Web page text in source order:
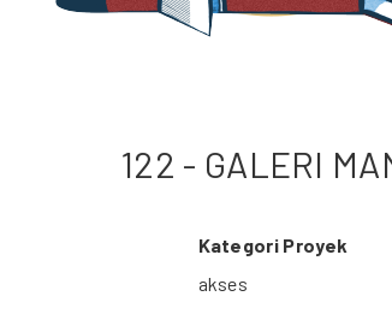
122 - GALERI
Kategori Proyek
akses